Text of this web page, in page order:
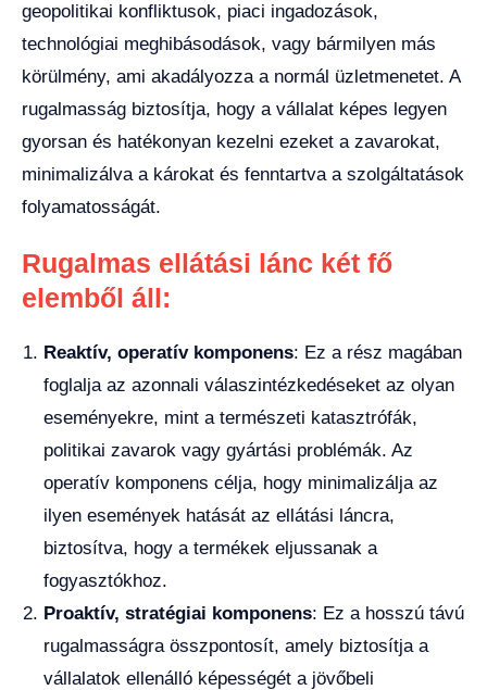
geopolitikai konfliktusok, piaci ingadozások,
technológiai meghibásodások, vagy bármilyen más
körülmény, ami akadályozza a normál üzletmenetet. A
rugalmasság biztosítja, hogy a vállalat képes legyen
gyorsan és hatékonyan kezelni ezeket a zavarokat,
minimalizálva a károkat és fenntartva a szolgáltatások
folyamatosságát.
Rugalmas ellátási lánc két fő
elemből áll:
Reaktív, operatív komponens: Ez a rész magában
foglalja az azonnali válaszintézkedéseket az olyan
eseményekre, mint a természeti katasztrófák,
politikai zavarok vagy gyártási problémák. Az
operatív komponens célja, hogy minimalizálja az
ilyen események hatását az ellátási láncra,
biztosítva, hogy a termékek eljussanak a
fogyasztókhoz.
Proaktív, stratégiai komponens: Ez a hosszú távú
rugalmasságra összpontosít, amely biztosítja a
vállalatok ellenálló képességét a jövőbeli